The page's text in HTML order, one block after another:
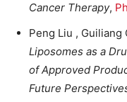
Cancer Therapy,
Peng Liu , Guiliang
Liposomes as a
of Approved
Future